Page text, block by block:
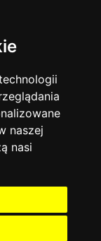
naszej
nasi
14839
7753
3513
2075